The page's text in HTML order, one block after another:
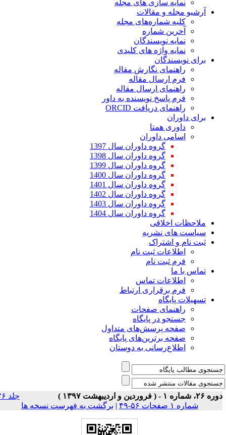
های مجله
مجله
های کلیدی
نگارش مقاله
مقاله
ارسال مقاله
نویسنده به داور
داوران سال 1397
داوران سال 1398
داوران سال 1399
داوران سال 1400
داوران سال 1401
داوران سال 1402
داوران سال 1403
داوران سال 1404
ارتباط
متداول
پایگاه
به دوستان
جلد ۲۶
|برگشت به فهرست نسخه ها